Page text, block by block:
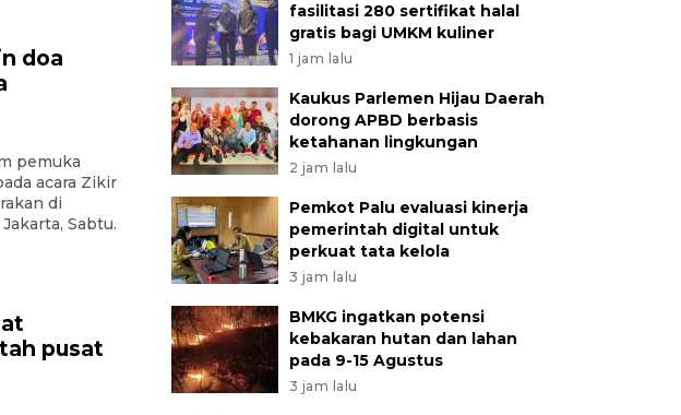
doa
pemuka
acara Zikir
di
Sabtu.
pusat
fasilitasi 280 sertifikat halal
gratis bagi UMKM kuliner
1 jam lalu
Kaukus Parlemen Hijau Daerah
dorong APBD berbasis
ketahanan lingkungan
2 jam lalu
Pemkot Palu evaluasi kinerja
pemerintah digital untuk
perkuat tata kelola
3 jam lalu
BMKG ingatkan potensi
kebakaran hutan dan lahan
pada 9-15 Agustus
3 jam lalu